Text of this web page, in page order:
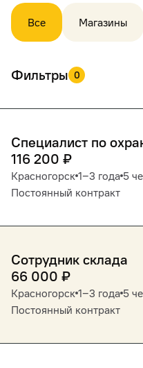
Все Магазины
Фильтры 0
Специалист по
116 200 ₽
Красногорск 1‒3 года 5
Постоянный контракт
Сотрудник склада
66 000 ₽
Красногорск 1‒3 года 5
Постоянный контракт